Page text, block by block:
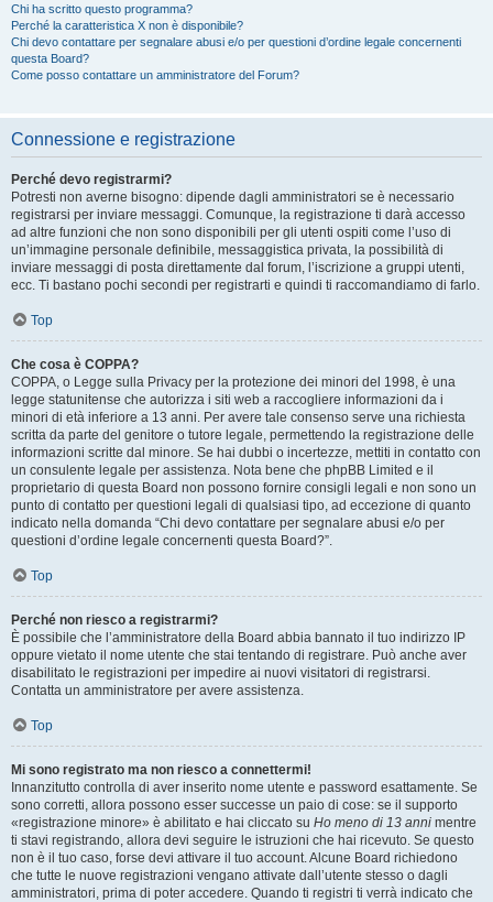
Chi ha scritto questo programma?
Perché la caratteristica X non è disponibile?
Chi devo contattare per segnalare abusi e/o per questioni d’ordine legale concernenti
questa Board?
Come posso contattare un amministratore del Forum?
Connessione e registrazione
Perché devo registrarmi?
Potresti non averne bisogno: dipende dagli amministratori se è necessario
registrarsi per inviare messaggi. Comunque, la registrazione ti darà accesso
ad altre funzioni che non sono disponibili per gli utenti ospiti come l’uso di
un’immagine personale definibile, messaggistica privata, la possibilità di
inviare messaggi di posta direttamente dal forum, l’iscrizione a gruppi utenti,
ecc. Ti bastano pochi secondi per registrarti e quindi ti raccomandiamo di farlo.
Top
Che cosa è COPPA?
COPPA, o Legge sulla Privacy per la protezione dei minori del 1998, è una
legge statunitense che autorizza i siti web a raccogliere informazioni da i
minori di età inferiore a 13 anni. Per avere tale consenso serve una richiesta
scritta da parte del genitore o tutore legale, permettendo la registrazione delle
informazioni scritte dal minore. Se hai dubbi o incertezze, mettiti in contatto con
un consulente legale per assistenza. Nota bene che phpBB Limited e il
proprietario di questa Board non possono fornire consigli legali e non sono un
punto di contatto per questioni legali di qualsiasi tipo, ad eccezione di quanto
indicato nella domanda “Chi devo contattare per segnalare abusi e/o per
questioni d’ordine legale concernenti questa Board?”.
Top
Perché non riesco a registrarmi?
È possibile che l’amministratore della Board abbia bannato il tuo indirizzo IP
oppure vietato il nome utente che stai tentando di registrare. Può anche aver
disabilitato le registrazioni per impedire ai nuovi visitatori di registrarsi.
Contatta un amministratore per avere assistenza.
Top
Mi sono registrato ma non riesco a connettermi!
Innanzitutto controlla di aver inserito nome utente e password esattamente. Se
sono corretti, allora possono esser successe un paio di cose: se il supporto
«registrazione minore» è abilitato e hai cliccato su Ho meno di 13 anni mentre
ti stavi registrando, allora devi seguire le istruzioni che hai ricevuto. Se questo
non è il tuo caso, forse devi attivare il tuo account. Alcune Board richiedono
che tutte le nuove registrazioni vengano attivate dall’utente stesso o dagli
amministratori, prima di poter accedere. Quando ti registri ti verrà indicato che